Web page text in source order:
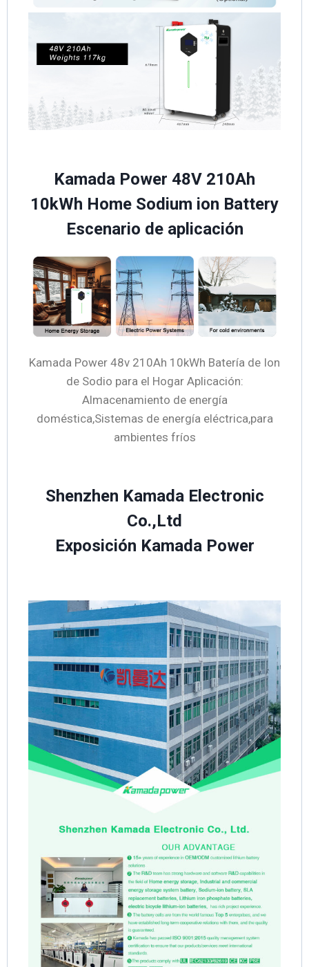
Kamada Power 48V 210Ah
10kWh Home Sodium ion Battery
Escenario de aplicación
Kamada Power 48v 210Ah 10kWh Batería de Ion
de Sodio para el Hogar Aplicación:
Almacenamiento de energía
doméstica,Sistemas de energía eléctrica,para
ambientes fríos
Shenzhen Kamada Electronic
Co.,Ltd
Exposición Kamada Power